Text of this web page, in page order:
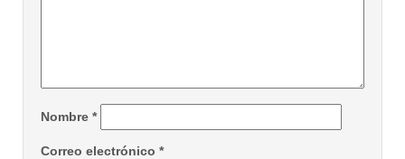
Nombre *
Correo electrónico *